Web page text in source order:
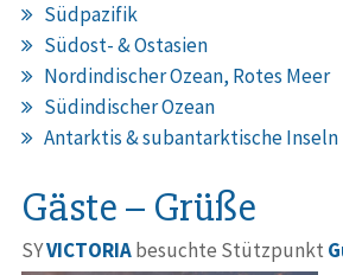
Südpazifik
Südost- & Ostasien
Nordindischer Ozean, Rotes Meer
Südindischer Ozean
Antarktis & subantarktische Inseln
Gäste – Grüße
SYVICTORIAbesuchte Stützpunkt